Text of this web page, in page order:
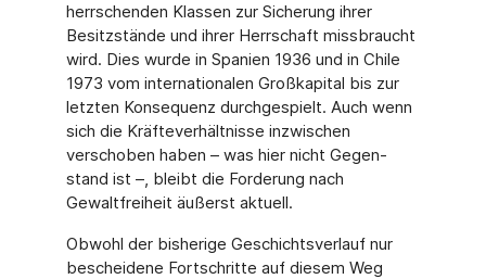
herrschenden Klassen zur Sicherung ihrer
Besitz­stände und ihrer Herrschaft missbraucht
wird. Dies wurde in Spanien 1936 und in Chile
1973 vom internationalen Großkapital bis zur
letzten Konsequenz durchgespielt. Auch wenn
sich die Kräfteverhältnisse inzwischen
verschoben haben – was hier nicht Gegen­
stand ist –, bleibt die Forderung nach
Gewaltfreiheit äußerst aktuell.
Obwohl der bisherige Geschichtsverlauf nur
bescheidene Fortschritte auf diesem Weg